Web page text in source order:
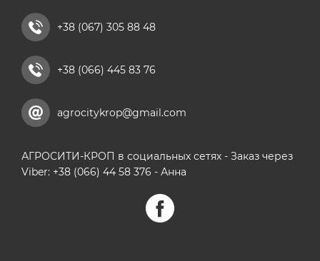
+38 (067) 305 88 48
+38 (066) 445 83 76
agrocitykrop@gmail.com
АГРОСИТИ-КРОП в социальных сетях - Заказ через
Viber: +38 (066) 44 58 376 - Анна